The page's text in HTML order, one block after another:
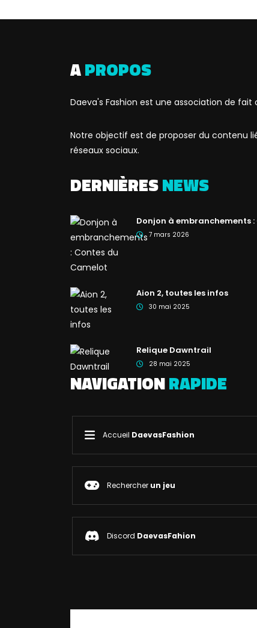
APROPOS
Daeva's Fashion est une association de
Notre objectif est de proposer du contenu
réseaux sociaux.
DERNIÈRESNEWS
Donjon à embranchements
7 mars 2026
Aion 2, toutes les infos
30 mai 2025
Relique Dawntrail
28 mai 2025
NAVIGATIONRAPIDE
Accueil DaevasFashion
Rechercher un jeu
Discord DaevasFahion